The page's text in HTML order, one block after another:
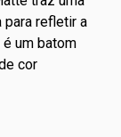
para refletir a
um batom
cor